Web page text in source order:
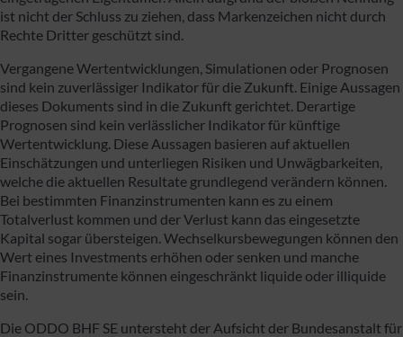
ist nicht der Schluss zu ziehen, dass Markenzeichen nicht durch
Rechte Dritter geschützt sind.
Vergangene Wertentwicklungen, Simulationen oder Prognosen
sind kein zuverlässiger Indikator für die Zukunft. Einige Aussagen
dieses Dokuments sind in die Zukunft gerichtet. Derartige
Prognosen sind kein verlässlicher Indikator für künftige
Wertentwicklung. Diese Aussagen basieren auf aktuellen
Einschätzungen und unterliegen Risiken und Unwägbarkeiten,
welche die aktuellen Resultate grundlegend verändern können.
Bei bestimmten Finanzinstrumenten kann es zu einem
Totalverlust kommen und der Verlust kann das eingesetzte
Kapital sogar übersteigen. Wechselkursbewegungen können den
Wert eines Investments erhöhen oder senken und manche
Finanzinstrumente können eingeschränkt liquide oder illiquide
sein.
Die ODDO BHF SE untersteht der Aufsicht der Bundesanstalt für